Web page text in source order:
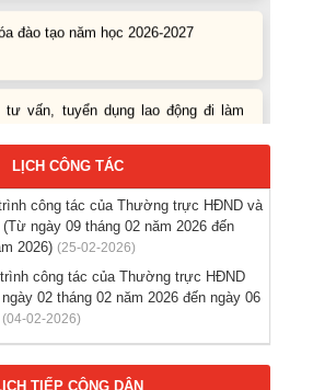
tư vấn, tuyển dụng lao động đi làm
hợp đồng
động Việt Nam vào các vị trí dự
lao động nước ngoài
LỊCH CÔNG TÁC
công tác của Thường trực HĐND và
ngày 09 tháng 02 năm 2026 đến
2026) (25-02-2026)
công tác của Thường trực HĐND
02 tháng 02 năm 2026 đến ngày 06
(04-02-2026)
TIẾP CÔNG DÂN